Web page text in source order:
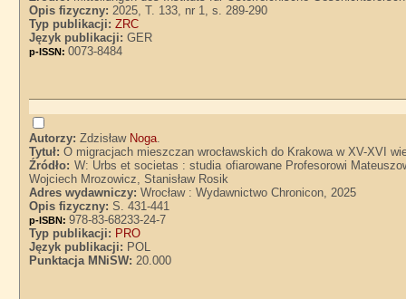
Opis fizyczny:2025, T. 133, nr 1, s. 289-290
Typ publikacji:ZRC
Język publikacji:GER
p-ISSN:0073-8484
Autorzy:Zdzisław Noga.
Tytuł:O migracjach mieszczan wrocławskich do Krakowa w XV-XVI
Źródło: W: Urbs et societas : studia ofiarowane Profesorowi
Wojciech Mrozowicz, Stanisław Rosik
Adres wydawniczy:Wrocław : Wydawnictwo Chronicon, 2025
Opis fizyczny:S. 431-441
p-ISBN:978-83-68233-24-7
Typ publikacji: PRO
Język publikacji: POL
Punktacja MNiSW:20.000